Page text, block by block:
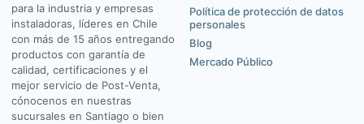
para la industria y empresas
instaladoras, líderes en Chile
con más de 15 años entregando
productos con garantía de
calidad, certificaciones y el
mejor servicio de Post-Venta,
cónocenos en nuestras
sucursales en Santiago o bien
Política de protección de datos
personales
Blog
Mercado Público